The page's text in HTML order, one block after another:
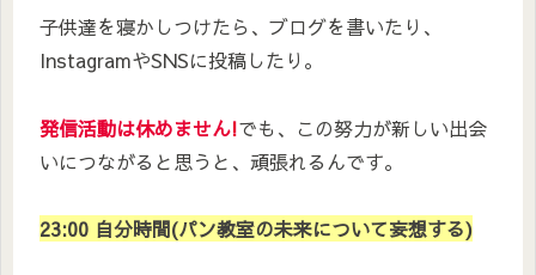
子供達を寝かしつけたら、ブログを書いたり、
InstagramやSNSに投稿したり。
発信活動は休めません!でも、この努力が新しい出会
いにつながると思うと、頑張れるんです。
23:00 自分時間(パン教室の未来について妄想する)